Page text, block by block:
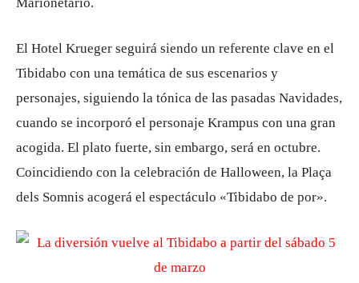
El Hotel Krueger seguirá siendo un referente clave en el
Tibidabo con una temática de sus escenarios y
personajes, siguiendo la tónica de las pasadas Navidades,
cuando se incorporó el personaje Krampus con una gran
acogida. El plato fuerte, sin embargo, será en octubre.
Coincidiendo con la celebración de Halloween, la Plaça
dels Somnis acogerá el espectáculo «Tibidabo de por».